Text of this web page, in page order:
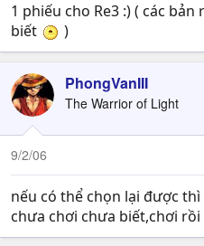
1 phiếu cho Re3 :) ( các
biết
)
PhongVanIII
The Warrior of Light
9/2/06
nếu có thể chọn lại được
chưa chơi chưa biết,chơi